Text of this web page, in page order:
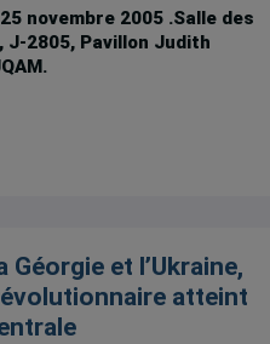
novembre 2005 .Salle des
J-2805, Pavillon Judith
Géorgie et l’Ukraine,
atteint